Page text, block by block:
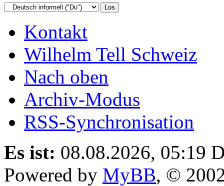
Kontakt
Wilhelm Tell Schweiz
Nach oben
Archiv-Modus
RSS-Synchronisation
Es ist: 08.08.2026, 05:19
Powered by MyBB, ©